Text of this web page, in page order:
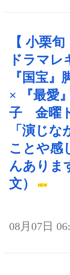
【 小栗
ドラマ
『国宝
× 『最愛
子 金曜ド
「演じな
ことや感
んありま
文）
08月07日